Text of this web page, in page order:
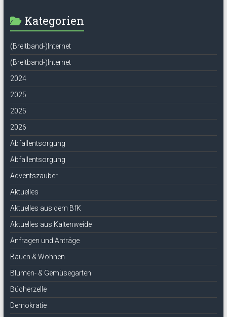
Kategorien
(Breitband-)Internet
(Breitband-)Internet
2024
2025
2025
2026
Abfallentsorgung
Abfallentsorgung
Adventszauber
Aktuelles
Aktuelles aus dem BfK
Aktuelles aus Kaltenweide
Anfragen und Anträge
Bauen & Wohnen
Blumen- & Gemüsegarten
Bücherzelle
Demokratie